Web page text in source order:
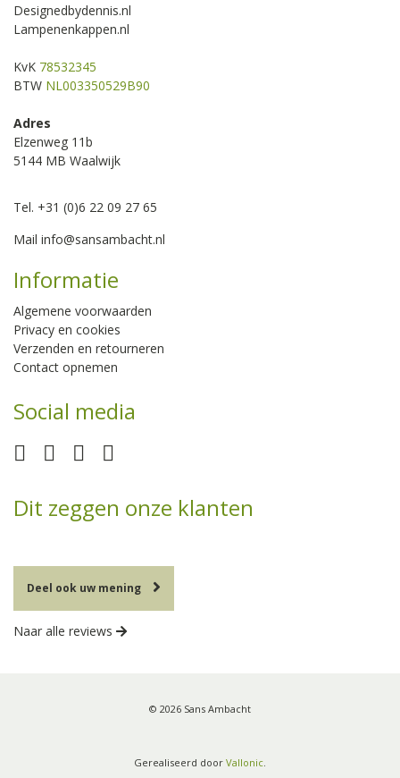
Designedbydennis.nl
Lampenenkappen.nl
KvK 78532345
BTW NL003350529B90
Adres
Elzenweg 11b
5144 MB Waalwijk
Tel. +31 (0)6 22 09 27 65
Mail info@sansambacht.nl
Informatie
Algemene voorwaarden
Privacy en cookies
Verzenden en retourneren
Contact opnemen
Social media
Dit zeggen onze klanten
Deel ook uw mening
Naar alle reviews
© 2026 Sans Ambacht
Gerealiseerd door Vallonic